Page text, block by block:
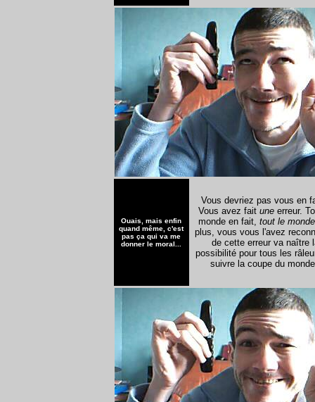
Ouais, mais enfin
quand même, c'est
pas ça qui va me
donner le moral...
Vous devriez pas vous en
Vous avez fait une erreur.
monde en fait, tout le monde
plus, vous vous l'avez
de cette erreur va naître
possibilité pour tous les
suivre la coupe du